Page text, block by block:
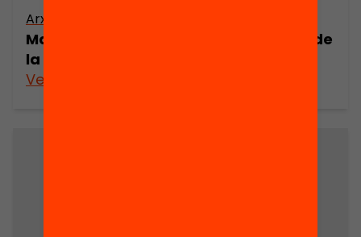
Arxiu
Mapa d’educació d’adults en l’àmbit de
la província de Barcelona
Veure’n més